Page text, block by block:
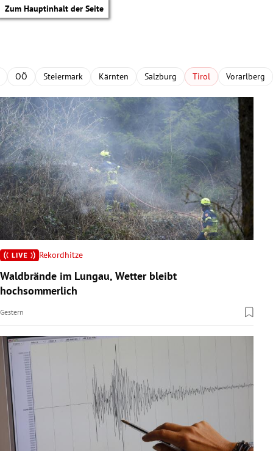
Zum Hauptinhalt der Seite
Untermenü
Untermenü
Untermenü
Untermenü
Untermenü
Untermenü
Untermenü
OÖ Steiermark Kärnten Salzburg Tirol Vorarlberg
Rekordhitze
Waldbrände im Lungau, Wetter bleibt
hochsommerlich
Gestern